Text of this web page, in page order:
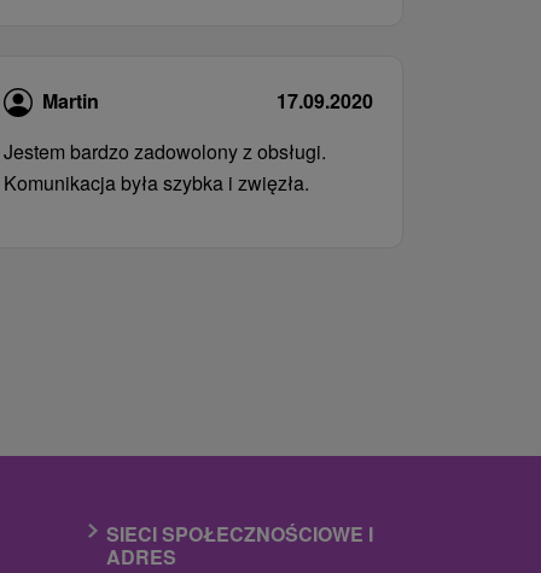
Martin
17.09.2020
Jestem bardzo zadowolony z obsługi.
Komunikacja była szybka i zwięzła.
SIECI SPOŁECZNOŚCIOWE I
ADRES